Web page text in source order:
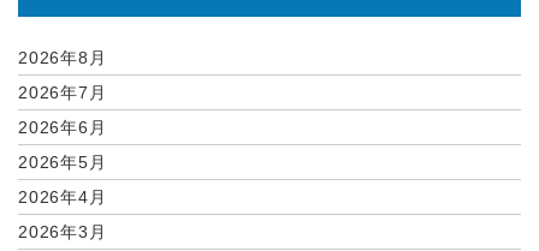
2026年8月
2026年7月
2026年6月
2026年5月
2026年4月
2026年3月